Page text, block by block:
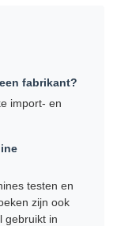
fabrikant?
import- en
testen en
zijn ook
gebruikt in